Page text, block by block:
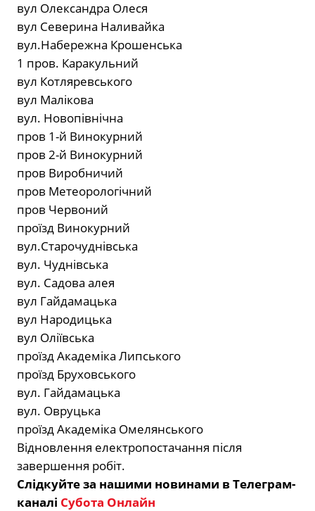
вул Олександра Олеся
вул Северина Наливайка
вул.Набережна Крошенська
1 пров. Каракульний
вул Котляревського
вул Малікова
вул. Новопівнічна
пров 1-й Винокурний
пров 2-й Винокурний
пров Виробничий
пров Метеорологічний
пров Червоний
проїзд Винокурний
вул.Старочуднівська
вул. Чуднівська
вул. Садова алея
вул Гайдамацька
вул Народицька
вул Оліївська
проїзд Академіка Липського
проїзд Бруховського
вул. Гайдамацька
вул. Овруцька
проїзд Академіка Омелянського
Відновлення електропостачання після
завершення робіт.
Слідкуйте за нашими новинами в Телеграм-
каналі Субота Онлайн